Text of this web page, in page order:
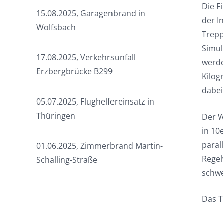
Die
der
Der
in
Das
15.08.2025, Garagenbrand in
Wolfsbach
17.08.2025, Verkehrsunfall
Erzbergbrücke B299
05.07.2025, Flughelfereinsatz in
Thüringen
01.06.2025, Zimmerbrand Martin-
Schalling-Straße